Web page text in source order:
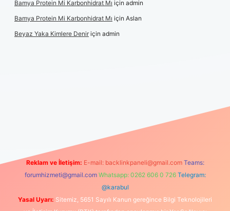
Bamya Protein Mi Karbonhidrat Mı için admin
Bamya Protein Mi Karbonhidrat Mı için Aslan
Beyaz Yaka Kimlere Deniriçin admin
Reklam ve İletişim: E-mail: backlinkpaneli@gmail.com Teams:
forumhizmeti@gmail.com Whatsapp: 0262 606 0 726 Telegram:
@karabul
Yasal Uyarı: Sitemiz, 5651 Sayılı Kanun gereğince Bilgi Teknolojileri